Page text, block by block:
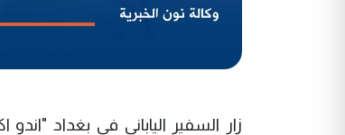
زار السفير الياباني في بغداد